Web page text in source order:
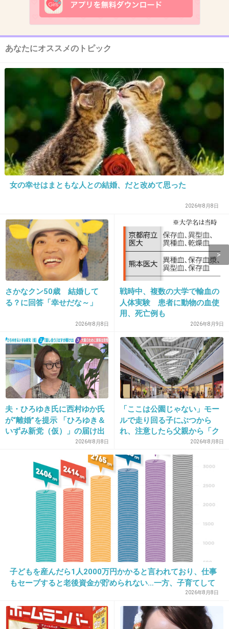
まあお前が不意打ち攻撃しなかったら、ホルム
ズ海峡は解放されてたしあるゆる物の値上げも
なかったんだがな
+246
14. 匿名2026/07/08(水) 20:39:47
15. 匿名 2026/07/08(水) 20:40:12
あれ？ガルちゃんで大人気じゃなかったっけ、
この人？？
何回か、○されかけているのに
生き延びてるよね😅
4件の返信
+92 -0
17. 匿名2026/07/08(水) 20:40:17
そんなこと言ってもイスラエルになんか言われ
+51 -3
あなたにオススメのトピック
女の幸せはまともな人との結婚、だと改めて思った
2026年8月8日
さかなクン50歳 結婚して
る？に回答「幸せだな～」
2026年8月8日
戦時中、複数の大学で輸血の
人体実験 患者に動物の血使
用、死亡例も
2026年8月9日
夫・ひろゆき氏に西村ゆか氏
が“離婚”を提示 「ひろゆき＆
いずみ新党（仮）」の届け出
を知らされず激怒「信頼関係
が保てない状態で夫婦を続け
るのは無理」
2026年8月8日
「ここは公園じゃない」モー
ルで走り回る子にぶつから
れ、注意したら父親から「ク
ソババア」の暴言。「子ども
だから多めに見ろ」を強要し
てくる人物とは
2026年8月8日
子どもを産んだら1人2000万円かかると言われており、仕事
もセーブすると老後資金が貯められない…一方、子育てして
いない人は潤沢な資金で悠々老後だと歪んでいるのでは？→
様々な意見
2026年8月8日